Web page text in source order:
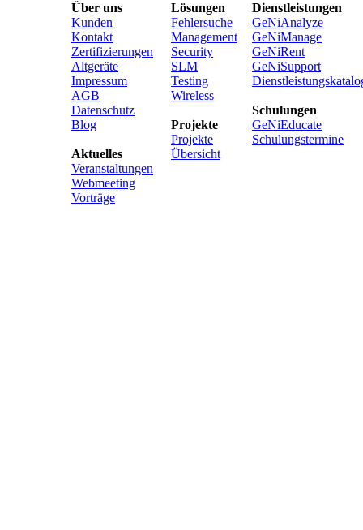
Über uns
Kunden
Kontakt
Zertifizierungen
Altgeräte
Impressum
AGB
Datenschutz
Blog
Aktuelles
Veranstaltungen
Webmeeting
Vorträge
Lösungen
Fehlersuche
Management
Security
SLM
Testing
Wireless
Projekte
Projekte
Übersicht
Dienstleistungen
GeNiAnalyze
GeNiManage
GeNiRent
GeNiSupport
Schulungen
GeNiEducate
Schulungstermine